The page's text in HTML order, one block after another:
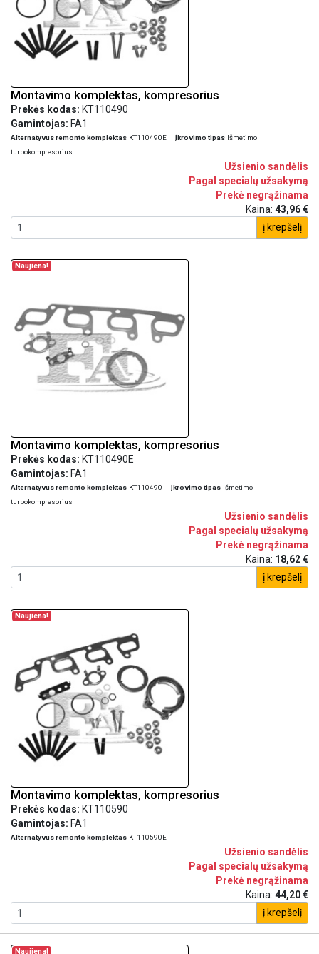
Montavimo komplektas, kompresorius
Prekės kodas: KT110490
Gamintojas: FA1
Alternatyvus remonto komplektas KT110490E įkrovimo tipas Išmetimo
turbokompresorius
Užsienio sandėlis
Pagal specialų užsakymą
Prekė negrąžinama
Kaina: 43,96 €
į krepšelį
Naujiena!
Montavimo komplektas, kompresorius
Prekės kodas: KT110490E
Gamintojas: FA1
Alternatyvus remonto komplektas KT110490 įkrovimo tipas Išmetimo
turbokompresorius
Užsienio sandėlis
Pagal specialų užsakymą
Prekė negrąžinama
Kaina: 18,62 €
į krepšelį
Naujiena!
Montavimo komplektas, kompresorius
Prekės kodas: KT110590
Gamintojas: FA1
Alternatyvus remonto komplektas KT110590E
Užsienio sandėlis
Pagal specialų užsakymą
Prekė negrąžinama
Kaina: 44,20 €
į krepšelį
Naujiena!